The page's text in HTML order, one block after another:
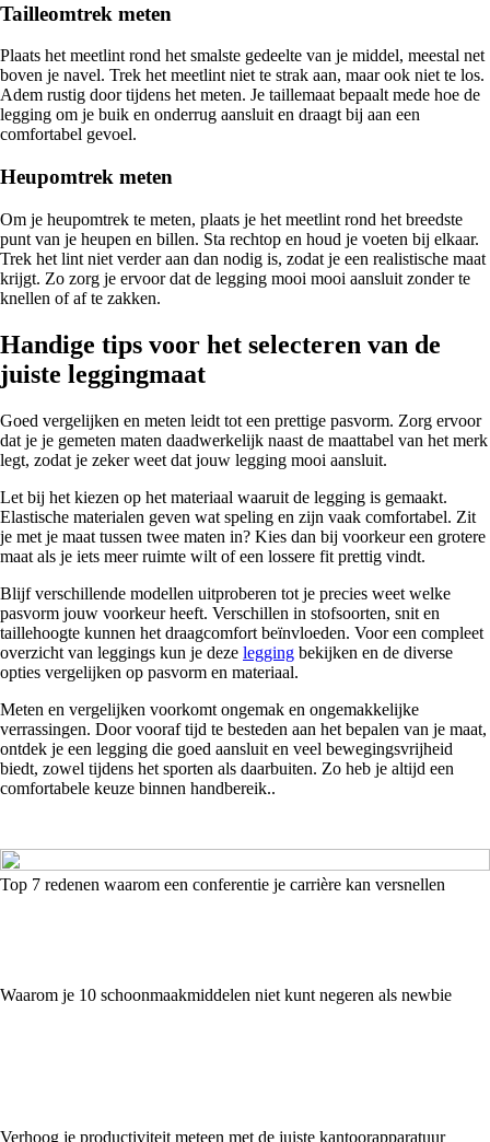
Tailleomtrek meten
Plaats het meetlint rond het smalste gedeelte van je middel, meestal net
boven je navel. Trek het meetlint niet te strak aan, maar ook niet te los.
Adem rustig door tijdens het meten. Je taillemaat bepaalt mede hoe de
legging om je buik en onderrug aansluit en draagt bij aan een
comfortabel gevoel.
Heupomtrek meten
Om je heupomtrek te meten, plaats je het meetlint rond het breedste
punt van je heupen en billen. Sta rechtop en houd je voeten bij elkaar.
Trek het lint niet verder aan dan nodig is, zodat je een realistische maat
krijgt. Zo zorg je ervoor dat de legging mooi mooi aansluit zonder te
knellen of af te zakken.
Handige tips voor het selecteren van de
juiste leggingmaat
Goed vergelijken en meten leidt tot een prettige pasvorm. Zorg ervoor
dat je je gemeten maten daadwerkelijk naast de maattabel van het merk
legt, zodat je zeker weet dat jouw legging mooi aansluit.
Let bij het kiezen op het materiaal waaruit de legging is gemaakt.
Elastische materialen geven wat speling en zijn vaak comfortabel. Zit
je met je maat tussen twee maten in? Kies dan bij voorkeur een grotere
maat als je iets meer ruimte wilt of een lossere fit prettig vindt.
Blijf verschillende modellen uitproberen tot je precies weet welke
pasvorm jouw voorkeur heeft. Verschillen in stofsoorten, snit en
taillehoogte kunnen het draagcomfort beïnvloeden. Voor een compleet
overzicht van leggings kun je deze legging bekijken en de diverse
opties vergelijken op pasvorm en materiaal.
Meten en vergelijken voorkomt ongemak en ongemakkelijke
verrassingen. Door vooraf tijd te besteden aan het bepalen van je maat,
ontdek je een legging die goed aansluit en veel bewegingsvrijheid
biedt, zowel tijdens het sporten als daarbuiten. Zo heb je altijd een
comfortabele keuze binnen handbereik..
Top 7 redenen waarom een conferentie je carrière kan versnellen
Waarom je 10 schoonmaakmiddelen niet kunt negeren als newbie
Verhoog je productiviteit meteen met de juiste kantoorapparatuur